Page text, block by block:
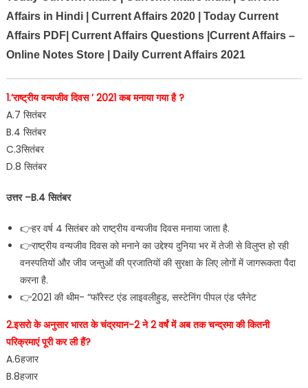
Affairs in Hindi | Current Affairs 2020 | Today Current
Affairs PDF| Current Affairs Questions |Current Affairs –
Online Notes Store | Daily Current Affairs 2021
1.‘राष्ट्रीय वन्यजीव दिवस ’ 2021 कब मनाया गया है ?
A.7 सितंबर
B.4 सितंबर
C.3सितंबर
D.8 सितंबर
उत्तर –B.4 सितंबर
👉हर वर्ष 4 सितंबर को राष्ट्रीय वन्यजीव दिवस मनाया जाता है.
👉राष्ट्रीय वन्यजीव दिवस को मनाने का उद्देश्‍य दुनिया भर में तेजी से विलुप्त हो रही
वनस्पतियों और जीव जन्तुओं की प्रजातियों की सुरक्षा के लिए लोगों में जागरूकता पैदा
करना है.
👉2021 की थीम- “फॉरेस्‍ट एंड लाइवलीहुड, सस्‍टेनिंग पीपल एंड प्‍लैनेट
2.इसरो के अनुसार भारत के चंद्रयान-2 ने 2 वर्षं में अब तक चन्द्रमा की कितनी
परिक्रमाएं पूरी कर ली हैं?
A.6हजार
B.8हजार